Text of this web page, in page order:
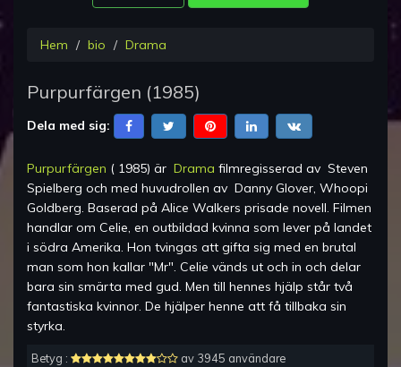
Hem bio Drama
Purpurfärgen (1985)
Dela med sig:
Purpurfärgen ( 1985) är Drama filmregisserad av Steven
Spielberg och med huvudrollen av Danny Glover, Whoopi
Goldberg. Baserad på Alice Walkers prisade novell. Filmen
handlar om Celie, en outbildad kvinna som lever på landet
i södra Amerika. Hon tvingas att gifta sig med en brutal
man som hon kallar "Mr". Celie vänds ut och in och delar
bara sin smärta med gud. Men till hennes hjälp står två
fantastiska kvinnor. De hjälper henne att få tillbaka sin
styrka.
Betyg :
av 3945 användare